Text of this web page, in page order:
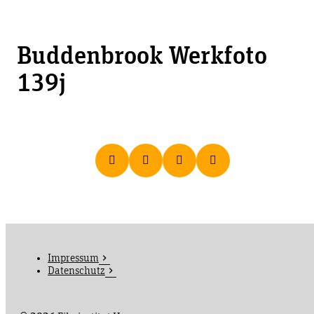
Buddenbrook Werkfoto
139j
Impressum
Datenschutz